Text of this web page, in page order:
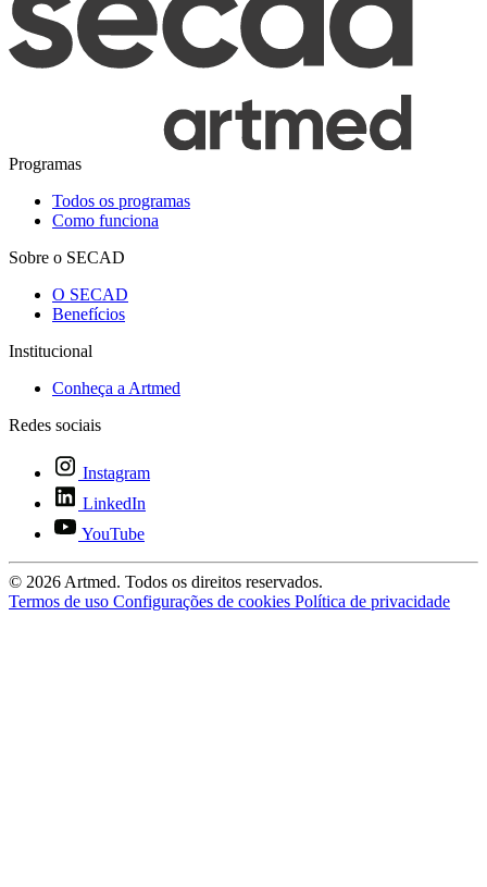
Programas
Todos os programas
Como funciona
Sobre o SECAD
O SECAD
Benefícios
Institucional
Conheça a Artmed
Redes sociais
Instagram
LinkedIn
YouTube
© 2026 Artmed. Todos os direitos reservados.
Termos de uso Configurações de cookies Política de privacidade